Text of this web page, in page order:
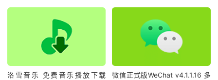
洛雪音乐 免费音乐播放下载
微信正式版WeChat v4.1.1.16 多